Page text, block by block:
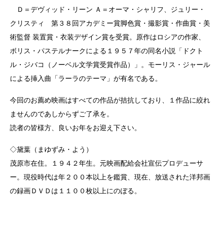
Ｄ＝デヴィッド・リーン Ａ＝オーマ・シャリフ、ジュリー・
クリスティ 第３８回アカデミー賞脚色賞・撮影賞・作曲賞・美
術監督 装置賞・衣装デザイン賞を受賞。原作はロシアの作家、
ボリス・パステルナークによる１９５７年の同名小説「ドクト
ル・ジバコ（ノーベル文学賞受賞作品）」。モーリス・ジャール
による挿入曲「ラーラのテーマ」が有名である。
今回のお薦め映画はすべての作品が拮抗しており、１作品に絞れ
ませんのであしからずご了承を。
読者の皆様方、良いお年をお迎え下さい。
◇黛葉（まゆずみ・よう）
茂原市在住。１９４２年生。元映画配給会社宣伝プロデューサ
ー。現役時代は年２００本以上を鑑賞、現在、放送された洋邦画
の録画ＤＶＤは１１００枚以上にのぼる。